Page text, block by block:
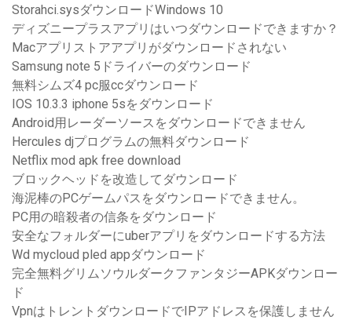
Storahci.sysダウンロードWindows 10
ディズニープラスアプリはいつダウンロードできますか？
Macアプリストアアプリがダウンロードされない
Samsung note 5ドライバーのダウンロード
無料シムズ4 pc服ccダウンロード
IOS 10.3.3 iphone 5sをダウンロード
Android用レーダーソースをダウンロードできません
Hercules djプログラムの無料ダウンロード
Netflix mod apk free download
ブロックヘッドを改造してダウンロード
海泥棒のPCゲームパスをダウンロードできません。
PC用の暗殺者の信条をダウンロード
安全なフォルダーにuberアプリをダウンロードする方法
Wd mycloud pled appダウンロード
完全無料グリムソウルダークファンタジーAPKダウンロー
ド
VpnはトレントダウンロードでIPアドレスを保護しません